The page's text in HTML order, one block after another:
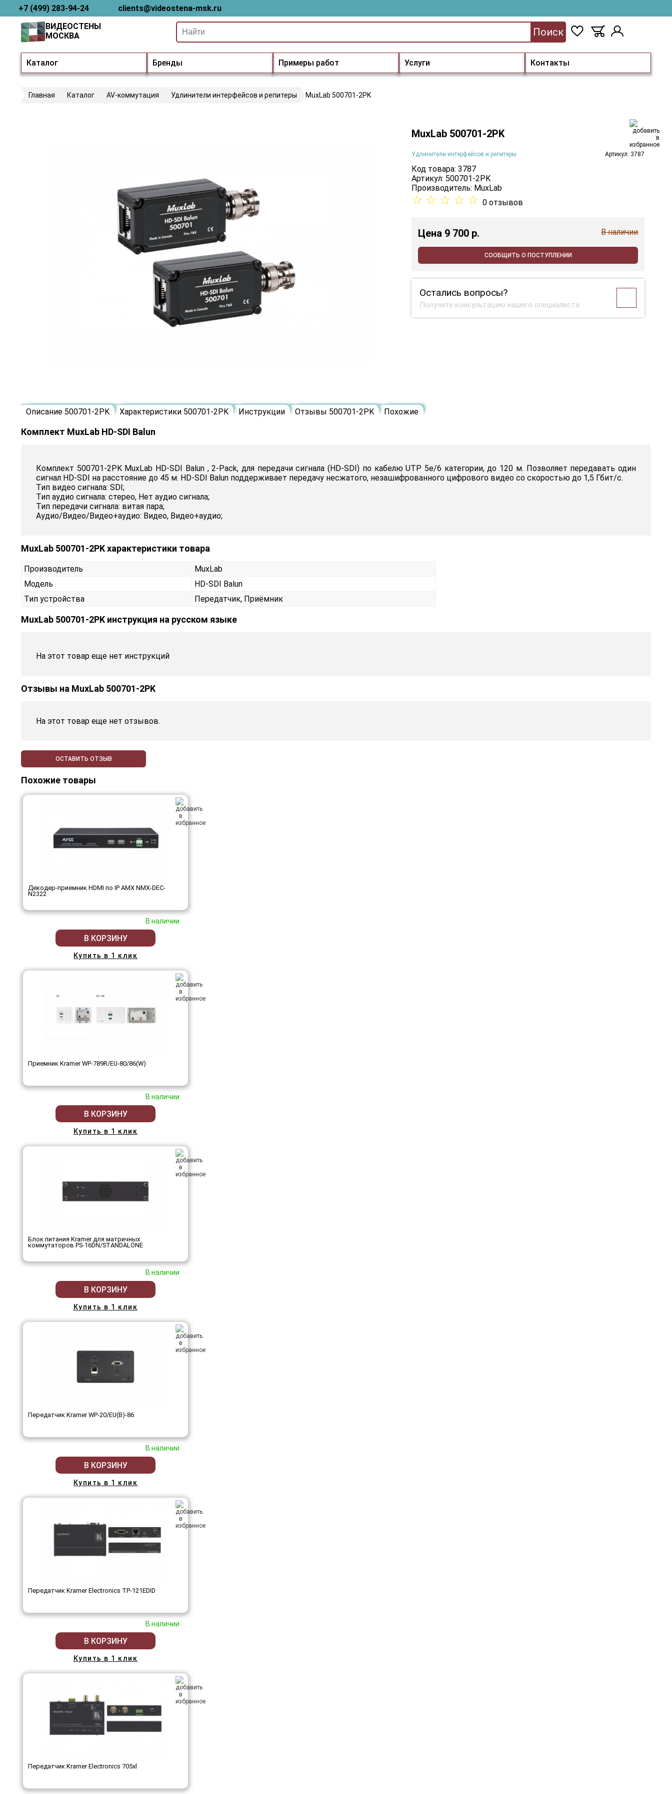
+7 (499) 283-94-24 clients@videostena-msk.ru
Каталог Бренды Примеры работ Услуги Контакты
ВИДЕОСТЕНЫ
МОСКВА
Поиск
Главная Каталог AV-коммутация Удлинители интерфейсов и репитеры MuxLab 500701-2PK
MuxLab 500701-2PK
Удлинители интерфейсов и репитеры Артикул: 3787
Код товара: 3787
Артикул: 500701-2PK
Производитель: MuxLab
☆ ☆ ☆ ☆ ☆ 0 отзывов
Цена 9 700 p. В наличии
СООБЩИТЬ О ПОСТУПЛЕНИИ
Остались вопросы?
Получите консультацию нашего специалиста
Описание 500701-2PK Характеристики 500701-2PK Инструкции Отзывы 500701-2PK Похожие
Комплект MuxLab HD-SDI Balun
Комплект 500701-2PK MuxLab HD-SDI Balun , 2-Pack, для передачи сигнала (HD-SDI) по кабелю UTP 5е/6 категории, до 120 м. Позволяет передавать один
сигнал HD-SDI на расстояние до 45 м. HD-SDI Balun поддерживает передачу несжатого, незашифрованного цифрового видео со скоростью до 1,5 Гбит/с.
Тип видео сигнала: SDI;
Тип аудио сигнала: стерео, Нет аудио сигнала;
Тип передачи сигнала: витая пара;
Аудио/Видео/Видео+аудио: Видео, Видео+аудио;
MuxLab 500701-2PK характеристики товара
Производитель
MuxLab
Модель
HD-SDI Balun
Тип устройства
Передатчик, Приёмник
MuxLab 500701-2PK инструкция на русском языке
На этот товар еще нет инструкций
Отзывы на MuxLab 500701-2PK
На этот товар еще нет отзывов.
ОСТАВИТЬ ОТЗЫВ
Похожие товары
Декодер-приемник HDMI по IP AMX NMX-DEC-
N2322
В наличии
В КОРЗИНУ
Купить в 1 клик
Приемник Kramer WP-789R/EU-80/86(W)
В наличии
В КОРЗИНУ
Купить в 1 клик
Блок питания Kramer для матричных
коммутаторов PS-16DN/STANDALONE
В наличии
В КОРЗИНУ
Купить в 1 клик
Передатчик Kramer WP-20/EU(B)-86
В наличии
В КОРЗИНУ
Купить в 1 клик
Передатчик Kramer Electronics TP-121EDID
В наличии
В КОРЗИНУ
Купить в 1 клик
Передатчик Kramer Electronics 705xl